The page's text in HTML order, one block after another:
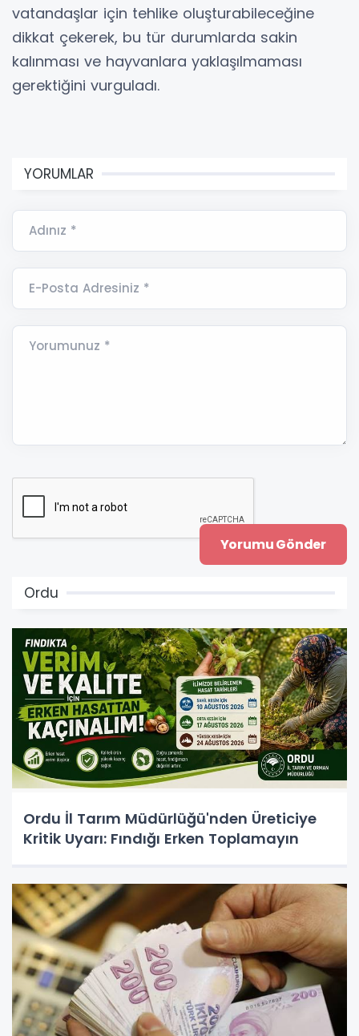
vatandaşlar için tehlike oluşturabileceğine
dikkat çekerek, bu tür durumlarda sakin
kalınması ve hayvanlara yaklaşılmaması
gerektiğini vurguladı.
YORUMLAR
Adınız *
E-Posta Adresiniz *
Yorumunuz *
Ordu
Ordu İl Tarım Müdürlüğü'nden Üreticiye
Kritik Uyarı: Fındığı Erken Toplamayın